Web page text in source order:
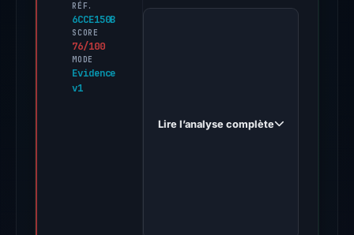
RÉF.
6CCE150B
SCORE
76/100
MODE
Evidence
v1
PhishDestroy
Lire l’analyse complète